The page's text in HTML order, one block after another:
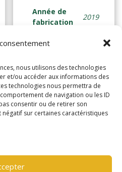
nous utilisons des technologies
et/ou accéder aux informations des
technologies nous permettra de
de navigation ou les ID
consentir ou de retirer son
sur certaines caractéristiques
Année de
fabrication
2019
Horamètre
Lire la suite